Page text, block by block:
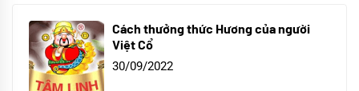
Cách thưởng thức Hương của người
Việt Cổ
30/09/2022